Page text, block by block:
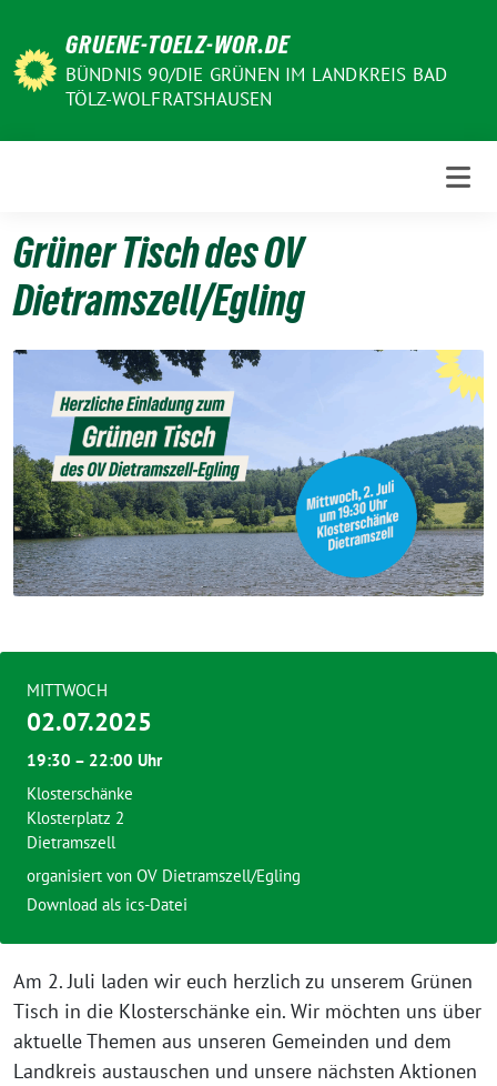
zum
Inhalt
GRUENE-TOELZ-WOR.DE
BÜNDNIS 90/DIE GRÜNEN IM LANDKREIS BAD
TÖLZ-WOLFRATSHAUSEN
Grüner Tisch des OV
Dietramszell/Egling
Am 2. Juli laden wir euch herzlich zu unserem Grünen
Tisch in die Klosterschänke ein. Wir möchten uns über
aktuelle Themen aus unseren Gemeinden und dem
Landkreis austauschen und unsere nächsten Aktionen
MITTWOCH
02.07.2025
19:30 – 22:00 Uhr
Klosterschänke
Klosterplatz 2
Dietramszell
organisiert von OV Dietramszell/Egling
Download als ics-Datei